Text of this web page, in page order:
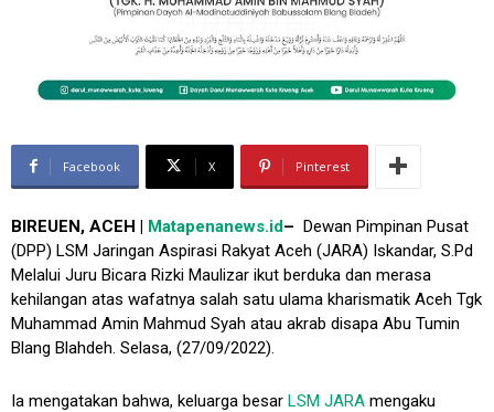
Facebook X Pinterest
BIREUEN, ACEH | Matapenanews.id– Dewan Pimpinan Pusat
(DPP) LSM Jaringan Aspirasi Rakyat Aceh (JARA) Iskandar, S.Pd
Melalui Juru Bicara Rizki Maulizar ikut berduka dan merasa
kehilangan atas wafatnya salah satu ulama kharismatik Aceh Tgk
Muhammad Amin Mahmud Syah atau akrab disapa Abu Tumin
Blang Blahdeh. Selasa, (27/09/2022).
Ia mengatakan bahwa, keluarga besar LSM JARA mengaku